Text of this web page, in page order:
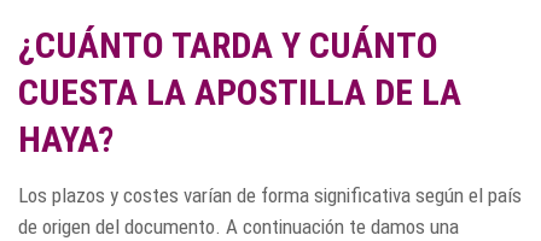
¿CUÁNTO TARDA Y CUÁNTO
CUESTA LA APOSTILLA DE LA
HAYA?
Los plazos y costes varían de forma significativa según el país
de origen del documento. A continuación te damos una